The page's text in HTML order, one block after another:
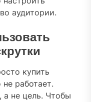
аудитории.
купить
работает.
не цель. Чтобы